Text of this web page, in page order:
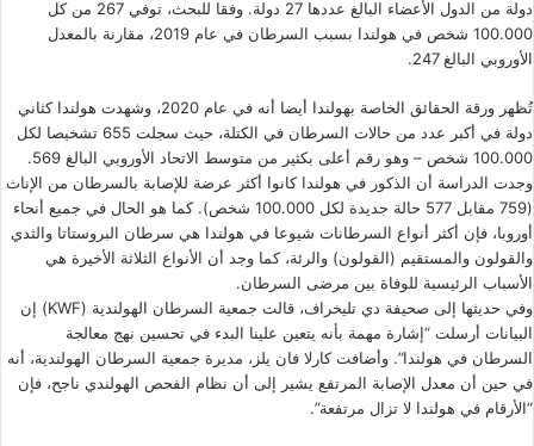
دولة من الدول الأعضاء البالغ عددها 27 دولة. وفقا للبحث، توفي 267 من كل
100.000 شخص في هولندا بسبب السرطان في عام 2019، مقارنة بالمعدل
الأوروبي البالغ 247.
تُظهر ورقة الحقائق الخاصة بهولندا أيضا أنه في عام 2020، وشهدت هولندا كثاني
دولة في أكبر عدد من حالات السرطان في الكتلة، حيث سجلت 655 تشخيصا لكل
100.000 شخص – وهو رقم أعلى بكثير من متوسط ​​الاتحاد الأوروبي البالغ 569.
وجدت الدراسة أن الذكور في هولندا كانوا أكثر عرضة للإصابة بالسرطان من الإناث
(759 مقابل 577 حالة جديدة لكل 100.000 شخص). كما هو الحال في جميع أنحاء
أوروبا، فإن أكثر أنواع السرطانات شيوعا في هولندا هي سرطان البروستاتا والثدي
والقولون والمستقيم (القولون) والرئة، كما وجد أن الأنواع الثلاثة الأخيرة هي
الأسباب الرئيسية للوفاة بين مرضى السرطان.
وفي حديثها إلى صحيفة دي تليخراف، قالت جمعية السرطان الهولندية (KWF) إن
البيانات أرسلت “إشارة مهمة بأنه يتعين علينا البدء في تحسين نهج معالجة
السرطان في هولندا”. وأضافت كارلا فان يلز، مديرة جمعية السرطان الهولندية، أنه
في حين أن معدل الإصابة المرتفع يشير إلى أن نظام الفحص الهولندي ناجح، فإن
“الأرقام في هولندا لا تزال مرتفعة”.